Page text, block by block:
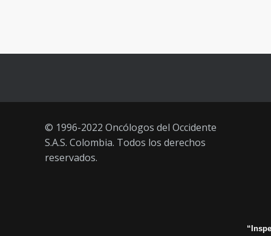
años
© 1996-2022 Oncólogos del Occidente
S.A.S. Colombia. Todos los derechos
reservados.